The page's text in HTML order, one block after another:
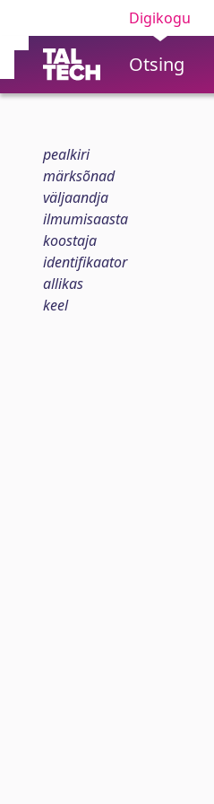
Digikogu
Otsing
pealkiri
märksõnad
väljaandja
ilmumisaasta
koostaja
identifikaator
allikas
keel